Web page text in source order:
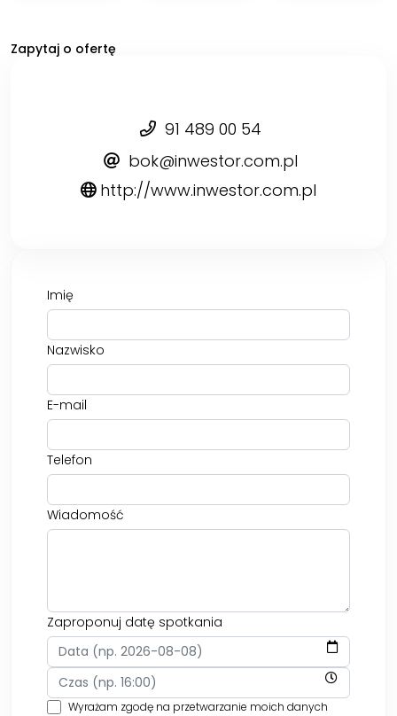
Zapytaj o ofertę
91 489 00 54
bok@inwestor.com.pl
http://www.inwestor.com.pl
Imię
Nazwisko
E-mail
Telefon
Wiadomość
Zaproponuj datę spotkania
Wyrażam zgodę na przetwarzanie moich danych